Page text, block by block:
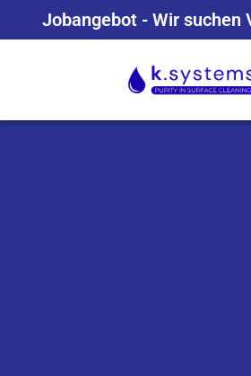
Jobangebot - Wir suchen